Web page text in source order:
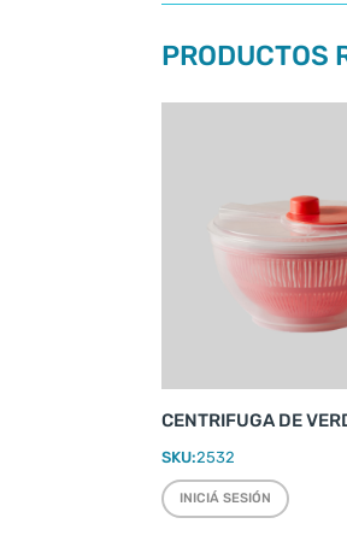
PRODUCTOS
CENTRIFUGA DE
SKU:2532
INICIÁ SESIÓN